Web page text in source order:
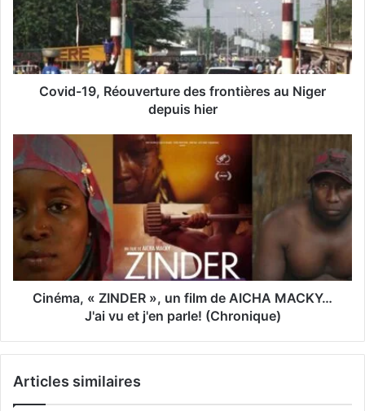
d
r
e
s
a
i
l
Covid-19, Réouverture des frontières au Niger
depuis hier
Cinéma, « ZINDER », un film de AICHA MACKY…
J'ai vu et j'en parle! (Chronique)
Articles similaires